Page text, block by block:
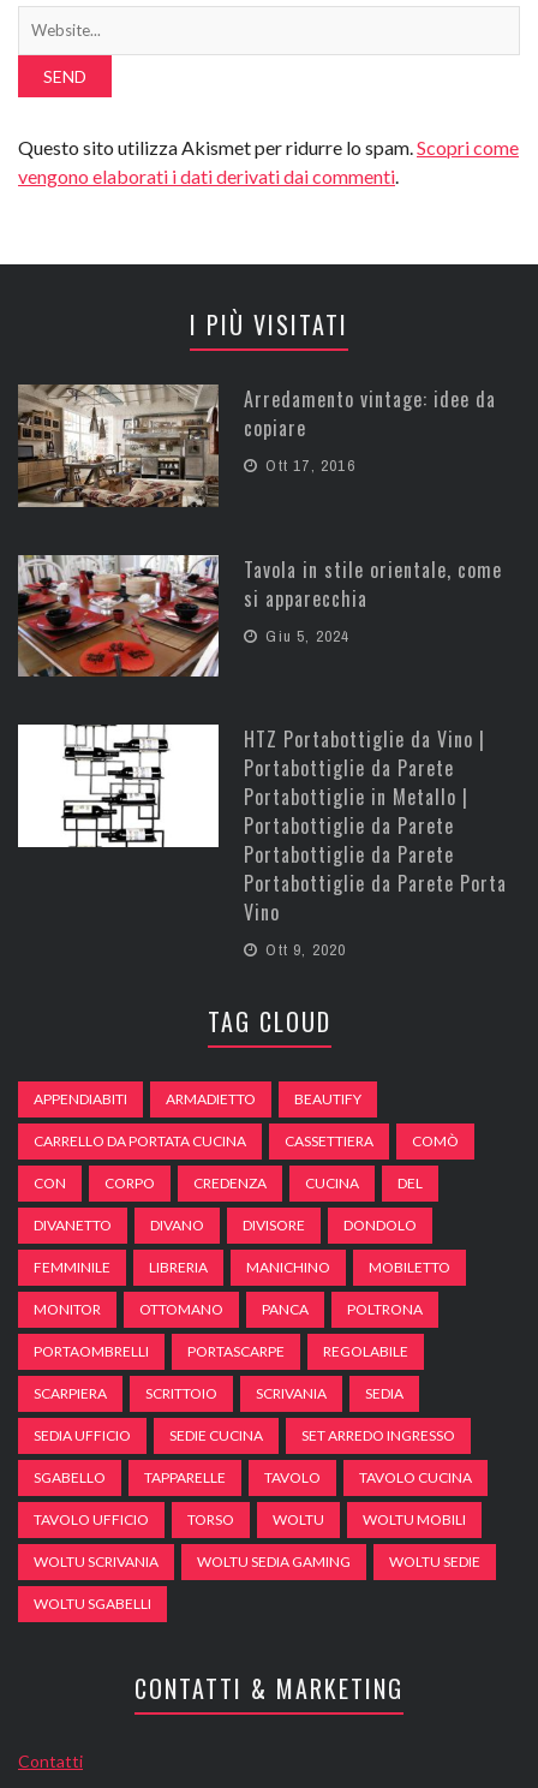
Questo sito utilizza Akismet per ridurre lo spam. Scopri come
vengono elaborati i dati derivati dai commenti
I PIÙ VISITATI
Arredamento vintage: idee da
copiare
Ott 17, 2016
Tavola in stile orientale, come
si apparecchia
Giu 5, 2024
HTZ Portabottiglie da Vino |
Portabottiglie da Parete
Portabottiglie in Metallo |
Portabottiglie da Parete
Portabottiglie da Parete
Portabottiglie da Parete Porta
Vino
Ott 9, 2020
TAG CLOUD
APPENDIABITI ARMADIETTO BEAUTIFY
CARRELLO DA PORTATA CUCINA CASSETTIERA COMÒ
CON CORPO CREDENZA CUCINA DEL
DIVANETTO DIVANO DIVISORE DONDOLO
FEMMINILE LIBRERIA MANICHINO MOBILETTO
MONITOR OTTOMANO PANCA POLTRONA
PORTAOMBRELLI PORTASCARPE REGOLABILE
SCARPIERA SCRITTOIO SCRIVANIA SEDIA
SEDIA UFFICIO SEDIE CUCINA SET ARREDO INGRESSO
SGABELLO TAPPARELLE TAVOLO TAVOLO CUCINA
TAVOLO UFFICIO TORSO WOLTU WOLTU MOBILI
WOLTU SCRIVANIA WOLTU SEDIA GAMING WOLTU SEDIE
WOLTU SGABELLI
CONTATTI & MARKETING
Contatti